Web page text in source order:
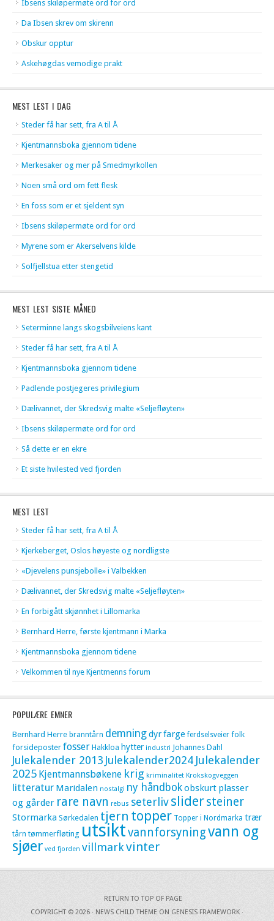
Ibsens skiløpermøte ord for ord
Da Ibsen skrev om skirenn
Obskur opptur
Askehøgdas vemodige prakt
MEST LEST I DAG
Steder få har sett, fra A til Å
Kjentmannsboka gjennom tidene
Merkesaker og mer på Smedmyrkollen
Noen små ord om fett flesk
En foss som er et sjeldent syn
Ibsens skiløpermøte ord for ord
Myrene som er Akerselvens kilde
Solfjellstua etter stengetid
MEST LEST SISTE MÅNED
Seterminne langs skogsbilveiens kant
Steder få har sett, fra A til Å
Kjentmannsboka gjennom tidene
Padlende postjegeres privilegium
Dælivannet, der Skredsvig malte «Seljefløyten»
Ibsens skiløpermøte ord for ord
Så dette er en ekre
Et siste hvilested ved fjorden
MEST LEST
Steder få har sett, fra A til Å
Kjerkeberget, Oslos høyeste og nordligste
«Djevelens punsjebolle» i Valbekken
Dælivannet, der Skredsvig malte «Seljefløyten»
En forbigått skjønnhet i Lillomarka
Bernhard Herre, første kjentmann i Marka
Kjentmannsboka gjennom tidene
Velkommen til nye Kjentmenns forum
POPULÆRE EMNER
Bernhard Herre branntårn demningdyrfarge ferdselsveier folk
forsideposter fosser Hakkloa hytter industri Johannes Dahl
Julekalender 2013 Julekalender2024 Julekalender
2025 Kjentmannsbøkene krig kriminalitet Krokskogveggen
litteratur Maridalen nostalgi ny håndbokobskurt plasser
og gårder rare navn rebus seterlivslidersteiner
Stormarka Sørkedalen tjern topper Topper i Nordmarka trær
tårn tømmerfløting utsiktvannforsyningvann og
sjøer ved fjorden villmarkvinter
RETURN TO TOP OF PAGE
COPYRIGHT © 2026 · NEWS CHILD THEME ON GENESIS FRAMEWORK ·